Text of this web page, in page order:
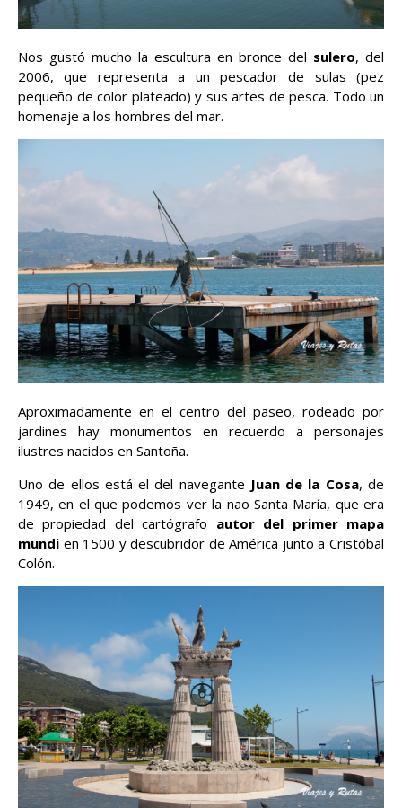
Nos gustó mucho la escultura en bronce del sulero, del
2006, que representa a un pescador de sulas (pez
pequeño de color plateado) y sus artes de pesca. Todo un
homenaje a los hombres del mar.
Aproximadamente en el centro del paseo, rodeado por
jardines hay monumentos en recuerdo a personajes
ilustres nacidos en Santoña.
Uno de ellos está el del navegante Juan de la Cosa, de
1949, en el que podemos ver la nao Santa María, que era
de propiedad del cartógrafo autor del primer mapa
mundi en 1500 y descubridor de América junto a Cristóbal
Colón.